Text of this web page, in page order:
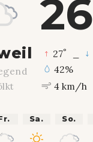
26
27°
42%
4 km/h
Sa. So.